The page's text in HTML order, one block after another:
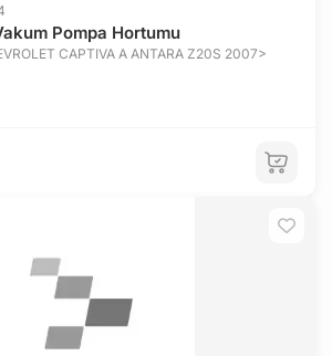
Pompa Hortumu
CAPTIVA A ANTARA Z20S 2007>